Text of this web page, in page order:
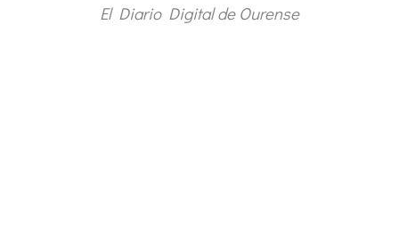
El Diario Digital de Ourense